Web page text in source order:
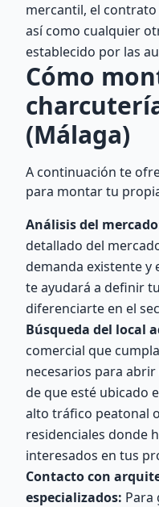
mercantil, el
así como cualquier
establecido por las
Cómo
(Málaga)
A continuación te
para montar tu
Análisis del
detallado del
demanda existente y
te ayudará a definir
diferenciarte en el
Búsqueda del local
comercial que
necesarios para
de que esté ubicado
alto tráfico peatonal
residenciales donde
interesados ​​en tus
Contacto con
especializados: Para